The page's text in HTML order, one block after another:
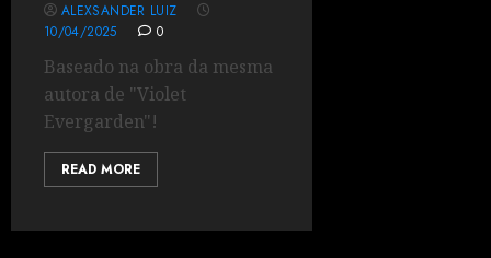
ALEXSANDER LUIZ
10/04/2025
0
Baseado na obra da mesma
autora de "Violet
Evergarden"!
READ MORE